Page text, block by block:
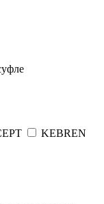
KEBREN